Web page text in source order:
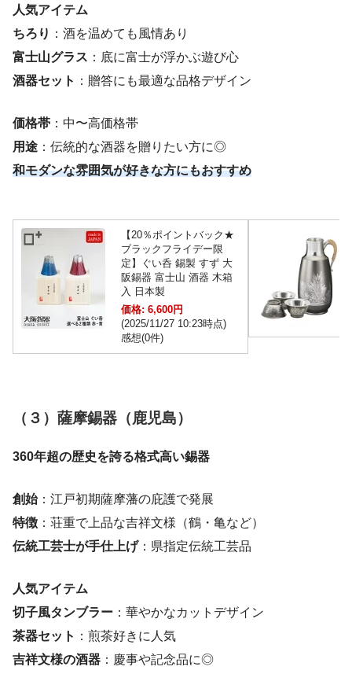
人気アイテム
ちろり ：酒を温めても風情あり
富士山グラス ：底に富士が浮かぶ遊び心
酒器セット ：贈答にも最適な品格デザイン
価格帯 ：中〜高価格帯
用途 ：伝統的な酒器を贈りたい方に◎
和モダンな雰囲気が好きな方にもおすすめ
【20％ポイントバック★
ブラックフライデー限
定】ぐい呑 錫製 すず 大
阪錫器 富士山 酒器 木箱
入 日本製
価格: 6,600円
(2025/11/27 10:23時点)
感想(0件)
（３）薩摩錫器（鹿児島）
360年超の歴史を誇る格式高い錫器
創始：江戸初期薩摩藩の庇護で発展
特徴 ：荘重で上品な吉祥文様（鶴・亀など）
伝統工芸士が手仕上げ：県指定伝統工芸品
人気アイテム
切子風タンブラー ：華やかなカットデザイン
茶器セット ：煎茶好きに人気
吉祥文様の酒器 ：慶事や記念品に◎